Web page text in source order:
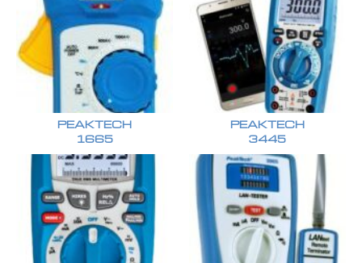
PEAKTECH
1665
PEAKTECH
3445